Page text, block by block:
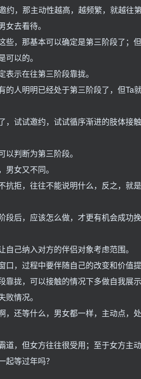
约，那主动性越高，越频繁，就越往第
去看待。
些，那基本可以确定是第三阶段了；
以的。
示在往第三阶段靠拢。
人明明已经处于第三阶段了，但Ta
，试试邀约，试试循序渐进的肢体接
判断为第三阶段。
女又不同。
抗拒，往往不能说明什么，反之，就是
段后，应该怎么做，才更有机会成功
自己纳入对方的伴侣对象考虑范围。
，过程中要伴随自己的改变和价值提
靠拢，可以接触的情况下多做自我展
情况。
，还等什么，男女都一样，主动点，
道，但女方往往很受用；至于女方主
起等过年吗？